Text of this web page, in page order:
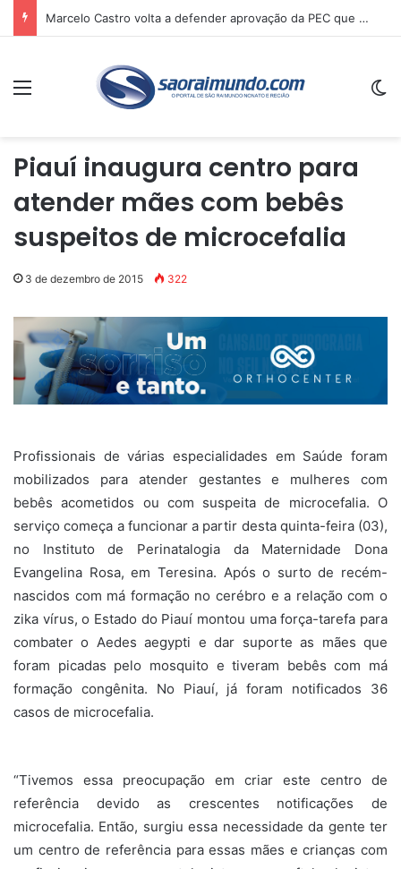
Marcelo Castro volta a defender aprovação da PEC que acaba com a escala 6×1 e avalia clima no Senado
Menu
Piauí inaugura centro para
atender mães com bebês
suspeitos de microcefalia
3 de dezembro de 2015 322
Profissionais de várias especialidades em Saúde foram
mobilizados para atender gestantes e mulheres com
bebês acometidos ou com suspeita de microcefalia. O
serviço começa a funcionar a partir desta quinta-feira (03),
no Instituto de Perinatalogia da Maternidade Dona
Evangelina Rosa, em Teresina. Após o surto de recém-
nascidos com má formação no cerébro e a relação com o
zika vírus, o Estado do Piauí montou uma força-tarefa para
combater o Aedes aegypti e dar suporte as mães que
foram picadas pelo mosquito e tiveram bebês com má
formação congênita. No Piauí, já foram notificados 36
casos de microcefalia.
“Tivemos essa preocupação em criar este centro de
referência devido as crescentes notificações de
microcefalia. Então, surgiu essa necessidade da gente ter
um centro de referência para essas mães e crianças com